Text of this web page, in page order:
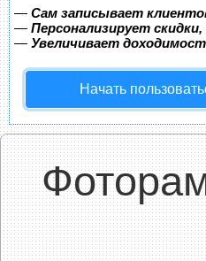
— Сам записывает
— Персонализирует
— Увеличивает
Начать